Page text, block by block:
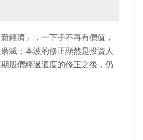
經濟」，一下子不再有價值，
滅；本波的修正顯然是投資人
股價經過適度的修正之後，仍